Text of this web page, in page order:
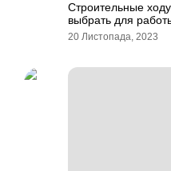
Строительные
выбрать для
20 Листопада, 2023